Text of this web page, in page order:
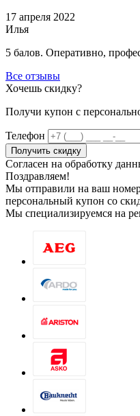
17 апреля 2022
Илья
5 балов. Оперативно,
Все отзывы
Хочешь скидку?
Получи купон c
Телефон
Получить скидку
Согласен на обработку
Поздравляем!
Мы отправили на ваш
персональный купон со
Мы специализируемся на